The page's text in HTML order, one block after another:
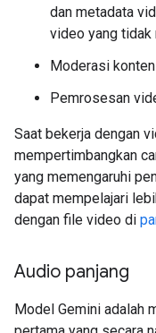
dan metadata
video yang tidak
Moderasi
Pemrosesan
Saat bekerja dengan
mempertimbangkan
yang memengaruhi
dapat mempelajari
dengan file video di
Audio panjang
Model Gemini adalah